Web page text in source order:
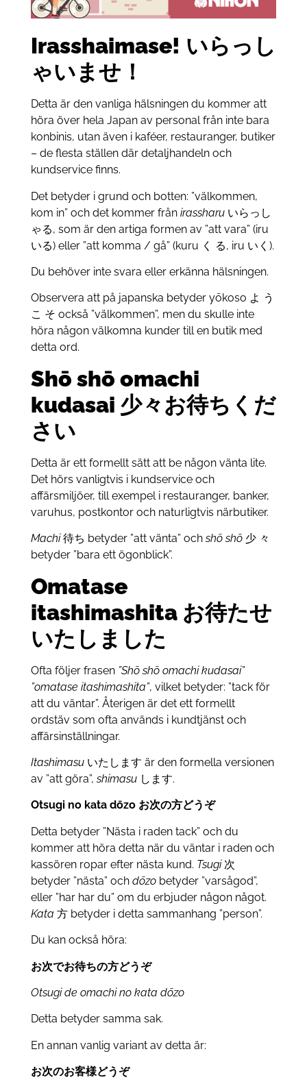
Irasshaimase! いらっし
ゃいませ！
Detta är den vanliga hälsningen du kommer att
höra över hela Japan av personal från inte bara
konbinis, utan även i kaféer, restauranger, butiker
– de flesta ställen där detaljhandeln och
kundservice finns.
Det betyder i grund och botten: ”välkommen,
kom in” och det kommer från irassharuいらっし
ゃる, som är den artiga formen av ”att vara” (iru
いる) eller ”att komma / gå” (kuru く る, iru いく).
Du behöver inte svara eller erkänna hälsningen.
Observera att på japanska betyder yōkoso よ う
こ そ också ”välkommen”, men du skulle inte
höra någon välkomna kunder till en butik med
detta ord.
Shō shō omachi
kudasai 少々お待ちくだ
さい
Detta är ett formellt sätt att be någon vänta lite.
Det hörs vanligtvis i kundservice och
affärsmiljöer, till exempel i restauranger, banker,
varuhus, postkontor och naturligtvis närbutiker.
Machi待ち betyder ”att vänta” ochshō shō少 々
betyder ”bara ett ögonblick”.
Omatase
itashimashita お待たせ
いたしました
Ofta följer frasen ”Shō shō omachi kudasai”
”omatase itashimashita”, vilket betyder: ”tack för
att du väntar”. Återigen är det ett formellt
ordstäv som ofta används i kundtjänst och
affärsinställningar.
Itashimasuいたします är den formella versionen
av ”att göra”,shimasuします.
Otsugi no kata dōzo お次の方どうぞ
Detta betyder ”Nästa i raden tack” och du
kommer att höra detta när du väntar i raden och
kassören ropar efter nästa kund. Tsugi次
betyder ”nästa” och dōzobetyder ”varsågod”,
eller ”har har du” om du erbjuder någon något.
Kata 方 betyder i detta sammanhang ”person”.
Du kan också höra:
お次でお待ちの方どうぞ
Otsugi de omachi no kata dōzo
Detta betyder samma sak.
En annan vanlig variant av detta är:
お次のお客様どうぞ